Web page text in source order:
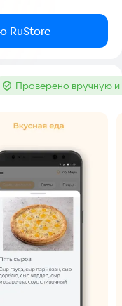
RuStore
Тег :Проверено вручную